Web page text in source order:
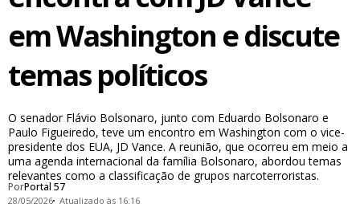
em Washington e discute
temas políticos
O senador Flávio Bolsonaro, junto com Eduardo Bolsonaro e
Paulo Figueiredo, teve um encontro em Washington com o vice-
presidente dos EUA, JD Vance. A reunião, que ocorreu em meio a
uma agenda internacional da família Bolsonaro, abordou temas
relevantes como a classificação de grupos narcoterroristas.
PorPortal 57
28/05/2026 Atualizado às 16:16